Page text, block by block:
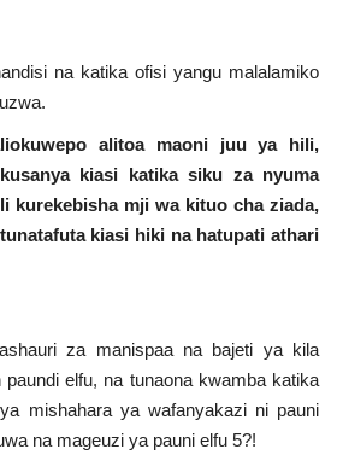
na katika ofisi yangu malalamiko
alitoa maoni juu ya hili,
kiasi katika siku za nyuma
kurekebisha mji wa kituo cha ziada,
kiasi hiki na hatupati athari
za manispaa na bajeti ya kila
elfu, na tunaona kwamba katika
mishahara ya wafanyakazi ni pauni
na mageuzi ya pauni elfu 5?!